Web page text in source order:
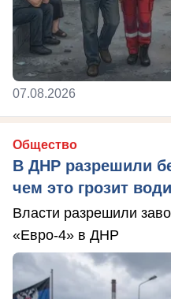
07.08.2026
Общество
В ДНР разрешили
чем это грозит
Власти разрешили
«Евро-4» в ДНР